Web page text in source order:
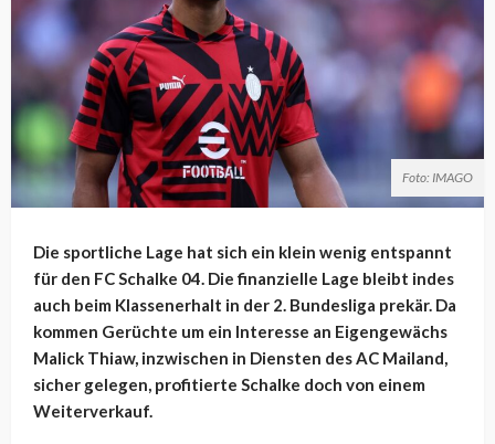
Foto: IMAGO
Die sportliche Lage hat sich ein klein wenig entspannt
für den FC Schalke 04. Die finanzielle Lage bleibt indes
auch beim Klassenerhalt in der 2. Bundesliga prekär. Da
kommen Gerüchte um ein Interesse an Eigengewächs
Malick Thiaw, inzwischen in Diensten des AC Mailand,
sicher gelegen, profitierte Schalke doch von einem
Weiterverkauf.